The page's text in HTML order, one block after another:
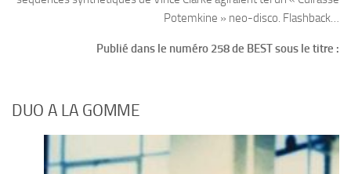
Potemkine » neo-disco. Flashback…
Publié dans le numéro 258 de BEST sous le titre :
DUO A LA GOMME